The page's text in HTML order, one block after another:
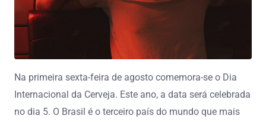
Na primeira sexta-feira de agosto comemora-se o Dia
Internacional da Cerveja. Este ano, a data será celebrada
no dia 5. O Brasil é o terceiro país do mundo que mais